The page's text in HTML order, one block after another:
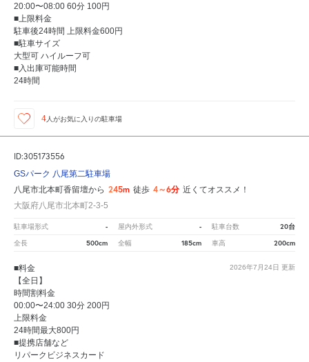
20:00〜08:00 60分 100円
■上限料金
駐車後24時間 上限料金600円
■駐車サイズ
大型可 ハイルーフ可
■入出庫可能時間
24時間
4人がお気に入りの駐車場
ID:305173556
GSパーク 八尾第二駐車場
八尾市北本町香留壇から 245m 徒歩 4～6分 近くてオススメ！
大阪府八尾市北本町2-3-5
駐車場形式 - 屋内外形式 - 駐車台数 20台
全長 500cm 全幅 185cm 車高 200cm
2026年7月24日 更新
■料金
【全日】
時間割料金
00:00〜24:00 30分 200円
上限料金
24時間最大800円
■提携店舗など
リパークビジネスカード